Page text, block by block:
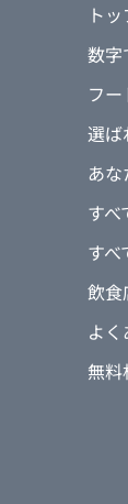
ト
数字
フ
選ば
あ
すべ
すべ
飲食
よ
無料